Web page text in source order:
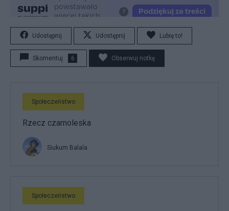
Udostępnij Udostępnij Lubię to!
Skomentuj 6 Obserwuj notkę
Społeczeństwo
Rzecz czarnoleska
Siukum Balala
Społeczeństwo